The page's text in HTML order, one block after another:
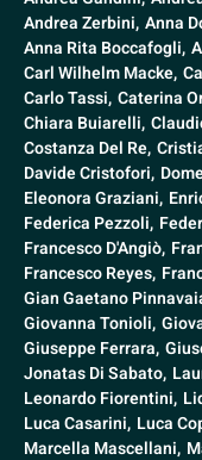
Andrea Zerbini, Anna
Anna Rita Boccafogli,
Carl Wilhelm Macke,
Carlo Tassi, Caterina
Chiara Buiarelli,
Costanza Del Re,
Davide Cristofori,
Eleonora Graziani,
Federica Pezzoli,
Francesco D'Angiò,
Francesco Reyes,
Gian Gaetano
Giovanna Tonioli,
Giuseppe Ferrara,
Jonatas Di Sabato,
Leonardo Fiorentini,
Luca Casarini, Luca
Marcella Mascellani,